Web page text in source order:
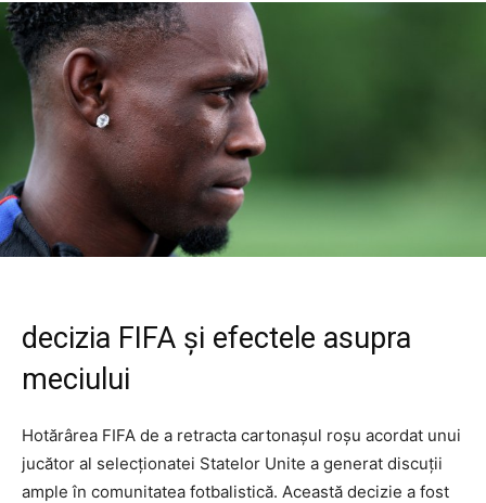
decizia FIFA și efectele asupra
meciului
Hotărârea FIFA de a retracta cartonașul roșu acordat unui
jucător al selecționatei Statelor Unite a generat discuții
ample în comunitatea fotbalistică. Această decizie a fost